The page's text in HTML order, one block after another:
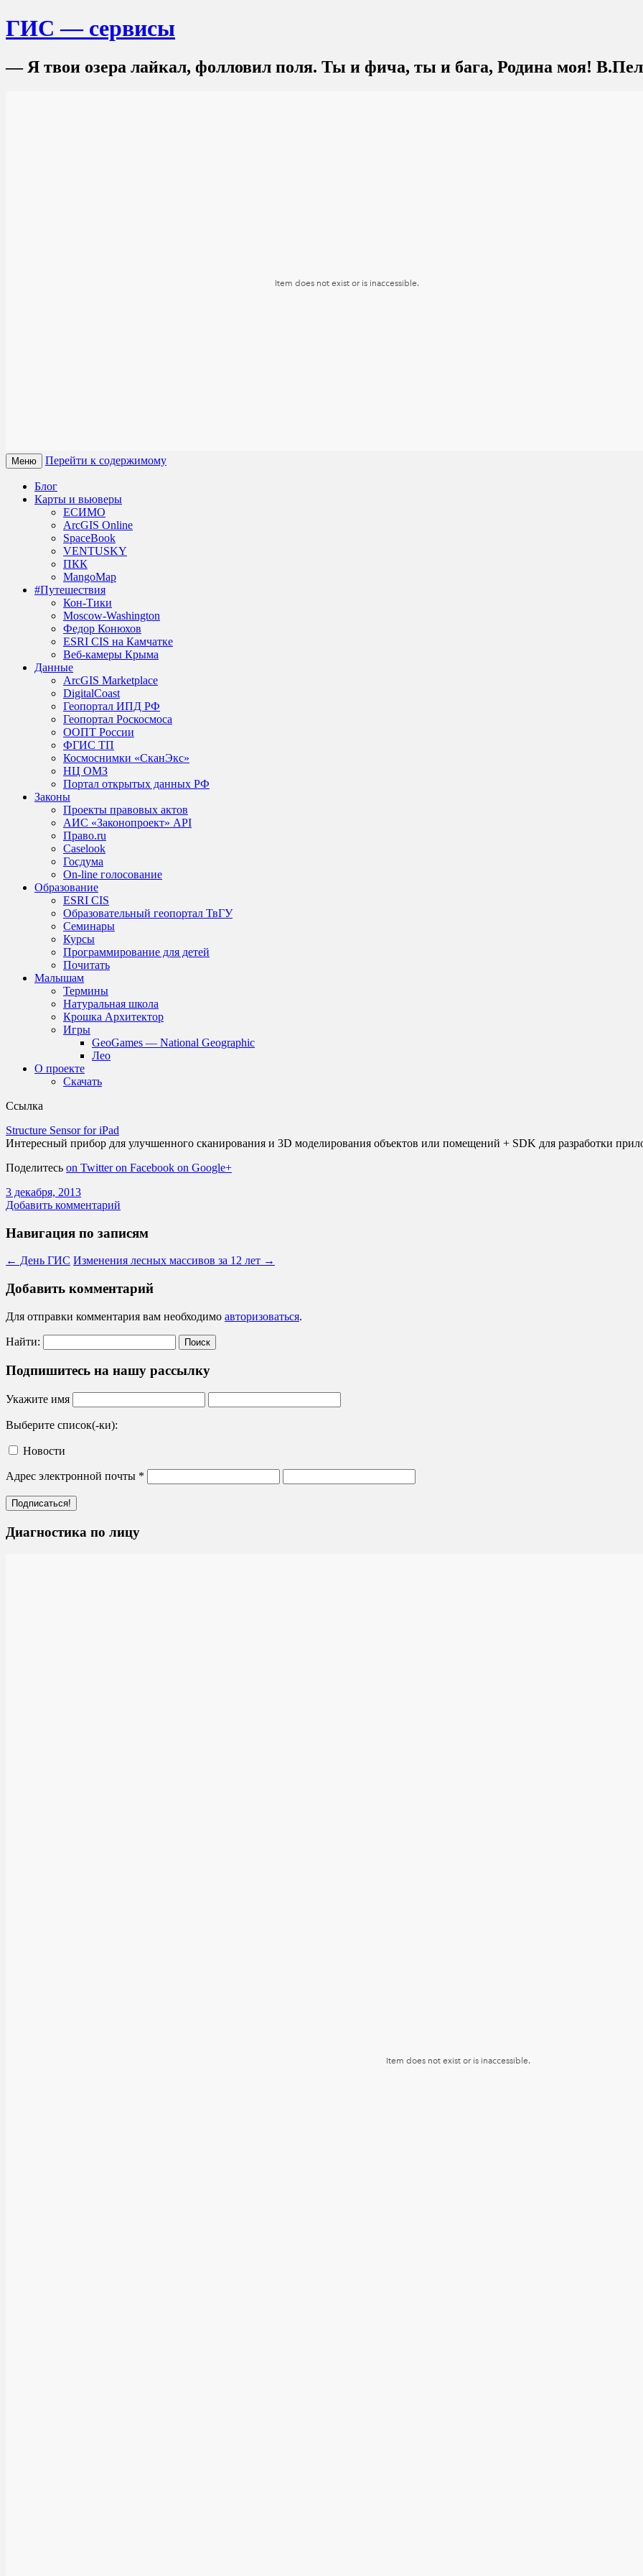
ГИС — сервисы
— Я твои озера лайкал, фолловил поля. Ты и фича, ты и бага, Родина моя!
Меню Перейти к содержимому
Блог
Карты и вьюверы
ЕСИМО
ArcGIS Online
SpaceBook
VENTUSKY
ПКК
MangoMap
#Путешествия
Кон-Тики
Moscow-Washington
Федор Конюхов
ESRI CIS на Камчатке
Веб-камеры Крыма
Данные
ArcGIS Marketplace
DigitalCoast
Геопортал ИПД РФ
Геопортал Роскосмоса
ООПТ России
ФГИС ТП
Космоснимки «СканЭкс»
НЦ ОМЗ
Портал открытых данных РФ
Законы
Проекты правовых актов
АИС «Законопроект» API
Право.ru
Caselook
Госдума
On-line голосование
Образование
ESRI CIS
Образовательный геопортал ТвГУ
Семинары
Курсы
Программирование для детей
Почитать
Малышам
Термины
Натуральная школа
Крошка Архитектор
Игры
GeoGames — National Geographic
Лео
О проекте
Скачать
Ссылка
Structure Sensor for iPad
Интересный прибор для улучшенного сканирования и 3D моделирования объектов или помещений + SDK для разработки
Поделитесь on Twitter on Facebook on Google+
3 декабря, 2013
Добавить комментарий
Навигация по записям
← День ГИС Изменения лесных массивов за 12 лет →
Добавить комментарий
Для отправки комментария вам необходимо авторизоваться.
Найти:
Подпишитесь на нашу рассылку
Укажите имя
Выберите список(-ки):
Новости
Адрес электронной почты *
Диагностика по лицу